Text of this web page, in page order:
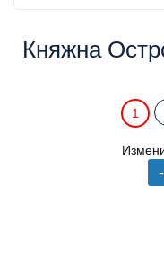
Княжна
1